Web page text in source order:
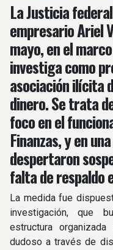
La Justicia
empresario Ariel
mayo, en el
investiga como
asociación ilícita
dinero. Se trata
foco en el
Finanzas, y en
despertaron
falta de respaldo
La medida fue
investigación, que
estructura
dudoso a través de